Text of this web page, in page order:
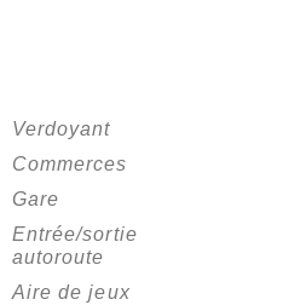
Verdoyant
Commerces
Gare
Entrée/sortie
autoroute
Aire de jeux